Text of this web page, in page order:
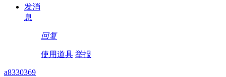
发消
息
回复
使用道具 举报
a8330369